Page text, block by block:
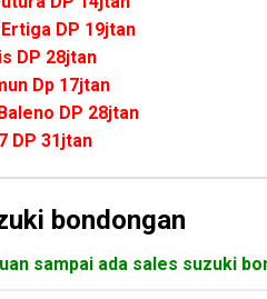
DP 19jtan
DP 28jtan
Dp 17jtan
DP 28jtan
DP 31jtan
bondongan
sampai ada sales suzuki